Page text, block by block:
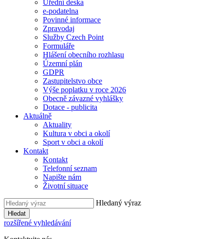
Úřední deska
e-podatelna
Povinné informace
Zpravodaj
Služby Czech Point
Formuláře
Hlášení obecního rozhlasu
Územní plán
GDPR
Zastupitelstvo obce
Výše poplatku v roce 2026
Obecně závazné vyhlášky
Dotace - publicita
Aktuálně
Aktuality
Kultura v obci a okolí
Sport v obci a okolí
Kontakt
Kontakt
Telefonní seznam
Napište nám
Životní situace
Hledaný výraz
Hledat
rozšířené vyhledávání